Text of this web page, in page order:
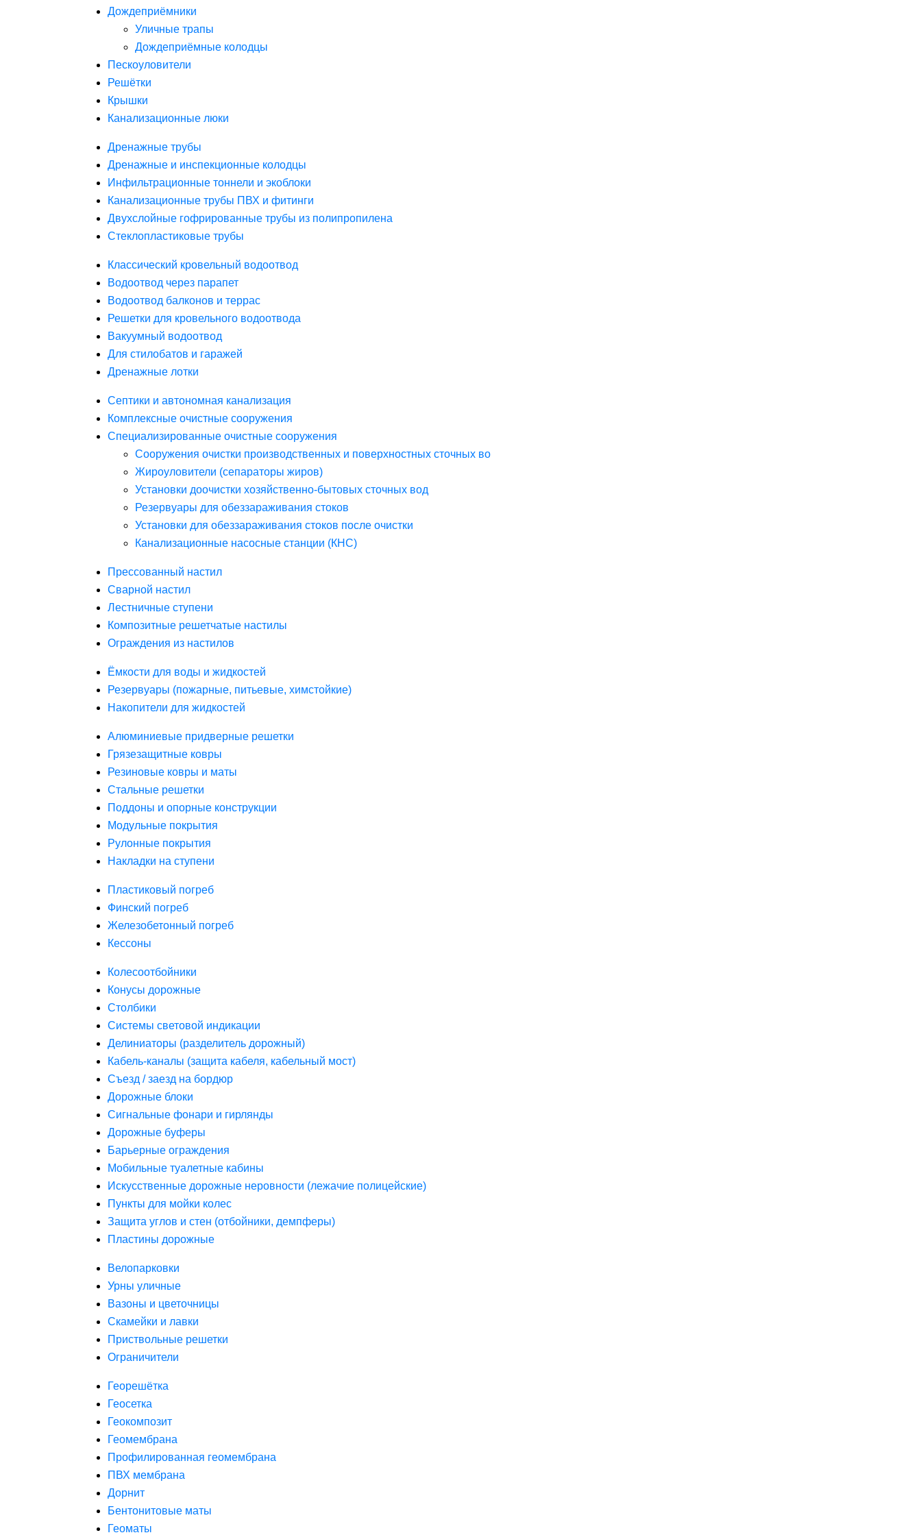
Дождеприёмники
Уличные трапы
Дождеприёмные колодцы
Пескоуловители
Решётки
Крышки
Канализационные люки
Дренажные трубы
Дренажные и инспекционные колодцы
Инфильтрационные тоннели и экоблоки
Канализационные трубы ПВХ и фитинги
Двухслойные гофрированные трубы из полипропилена
Стеклопластиковые трубы
Классический кровельный водоотвод
Водоотвод через парапет
Водоотвод балконов и террас
Решетки для кровельного водоотвода
Вакуумный водоотвод
Для стилобатов и гаражей
Дренажные лотки
Септики и автономная канализация
Комплексные очистные сооружения
Специализированные очистные сооружения
Сооружения очистки производственных и поверхностных сточных во
Жироуловители (сепараторы жиров)
Установки доочистки хозяйственно-бытовых сточных вод
Резервуары для обеззараживания стоков
Установки для обеззараживания стоков после очистки
Канализационные насосные станции (КНС)
Прессованный настил
Сварной настил
Лестничные ступени
Композитные решетчатые настилы
Ограждения из настилов
Ёмкости для воды и жидкостей
Резервуары (пожарные, питьевые, химстойкие)
Накопители для жидкостей
Алюминиевые придверные решетки
Грязезащитные ковры
Резиновые ковры и маты
Стальные решетки
Поддоны и опорные конструкции
Модульные покрытия
Рулонные покрытия
Накладки на ступени
Пластиковый погреб
Финский погреб
Железобетонный погреб
Кессоны
Колесоотбойники
Конусы дорожные
Столбики
Системы световой индикации
Делиниаторы (разделитель дорожный)
Кабель-каналы (защита кабеля, кабельный мост)
Съезд / заезд на бордюр
Дорожные блоки
Сигнальные фонари и гирлянды
Дорожные буферы
Барьерные ограждения
Мобильные туалетные кабины
Искусственные дорожные неровности (лежачие полицейские)
Пункты для мойки колес
Защита углов и стен (отбойники, демпферы)
Пластины дорожные
Велопарковки
Урны уличные
Вазоны и цветочницы
Скамейки и лавки
Приствольные решетки
Ограничители
Георешётка
Геосетка
Геокомпозит
Геомембрана
Профилированная геомембрана
ПВХ мембрана
Дорнит
Бентонитовые маты
Геоматы